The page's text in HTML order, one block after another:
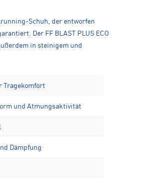
Schuh, der entworfen
Der FF BLAST PLUS ECO
in steinigem und
Tragekomfort
und Atmungsaktivität
Dämpfung